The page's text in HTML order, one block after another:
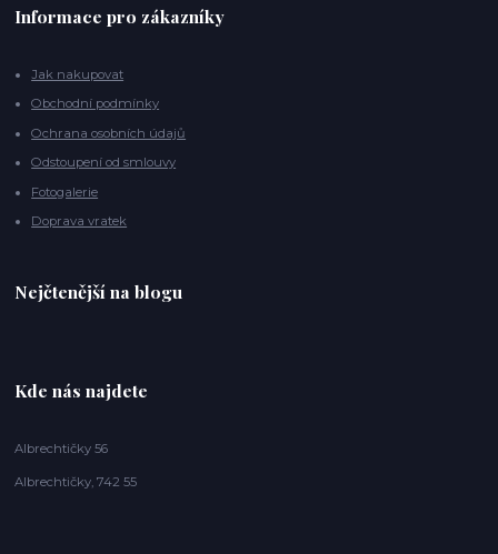
Informace pro zákazníky
Jak nakupovat
Obchodní podmínky
Ochrana osobních údajů
Odstoupení od smlouvy
Fotogalerie
Doprava vratek
Nejčtenější na blogu
Kde nás najdete
Albrechtičky 56
Albrechtičky, 742 55